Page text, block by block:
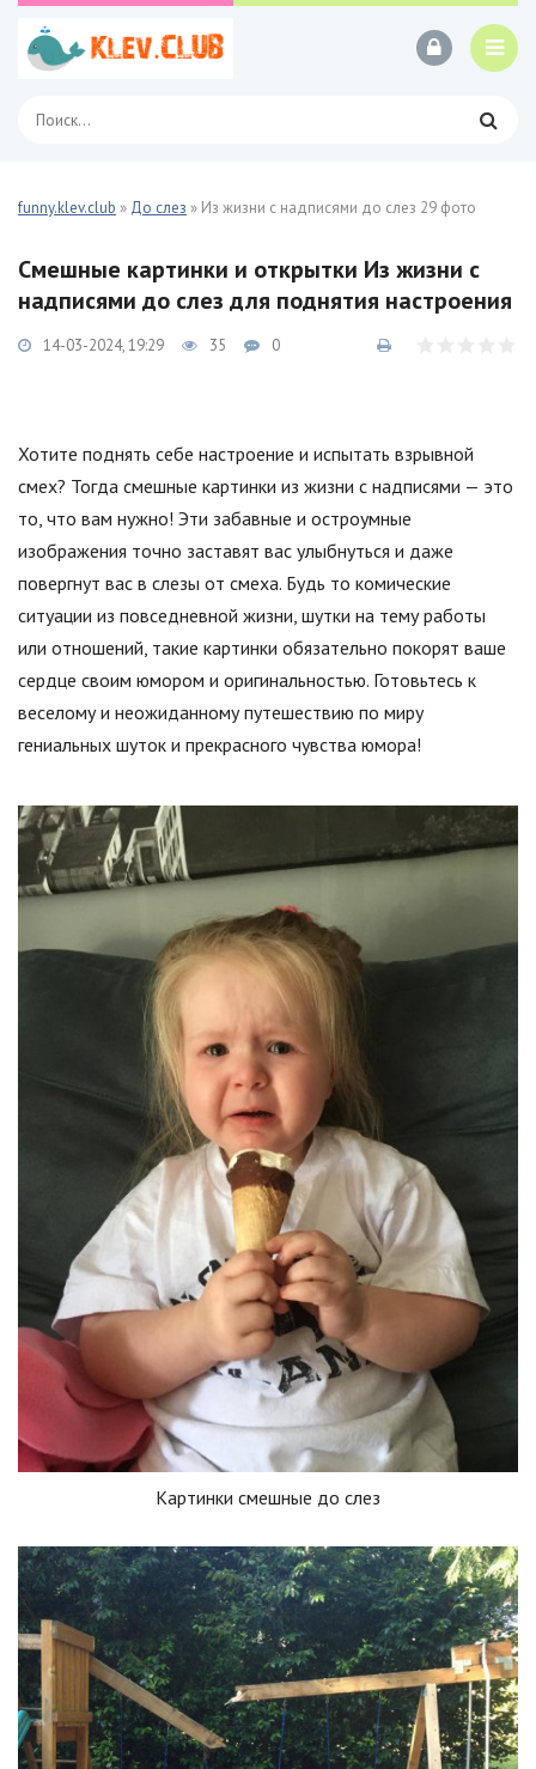
funny.klev.club » До слез » Из жизни с надписями до слез 29 фото
Смешные картинки и открытки Из жизни с
надписями до слез для поднятия настроения
14-03-2024, 19:29 35 0
Хотите поднять себе настроение и испытать взрывной
смех? Тогда смешные картинки из жизни с надписями — это
то, что вам нужно! Эти забавные и остроумные
изображения точно заставят вас улыбнуться и даже
повергнут вас в слезы от смеха. Будь то комические
ситуации из повседневной жизни, шутки на тему работы
или отношений, такие картинки обязательно покорят ваше
сердце своим юмором и оригинальностью. Готовьтесь к
веселому и неожиданному путешествию по миру
гениальных шуток и прекрасного чувства юмора!
Картинки смешные до слез